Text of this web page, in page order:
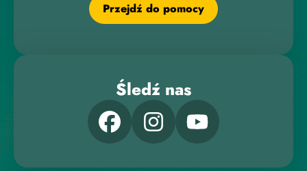
Przejdź do pomocy
Śledź nas